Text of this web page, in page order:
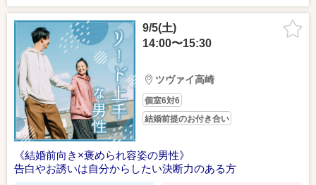
9/5(土)
14:00〜15:30
ツヴァイ高崎
個室6対6
結婚前提のお付き合い
《結婚前向き×褒められ容姿の男性》
告白やお誘いは自分からしたい決断力のある方